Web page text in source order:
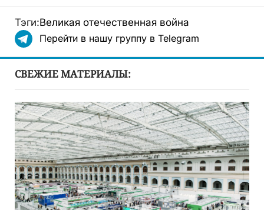
Тэги:Великая отечественная война
Перейти в нашу группу в Telegram
СВЕЖИЕ МАТЕРИАЛЫ: